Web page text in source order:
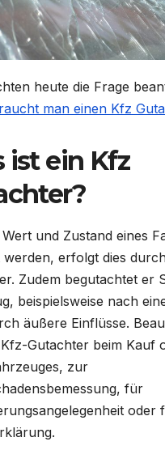
heute die Frage
man einen Kfz
ist ein Kfz
und Zustand eines
werden, erfolgt dies
Zudem begutachtet er
beispielsweise nach
äußere Einflüsse.
Gutachter beim Kauf
zur
für
oder